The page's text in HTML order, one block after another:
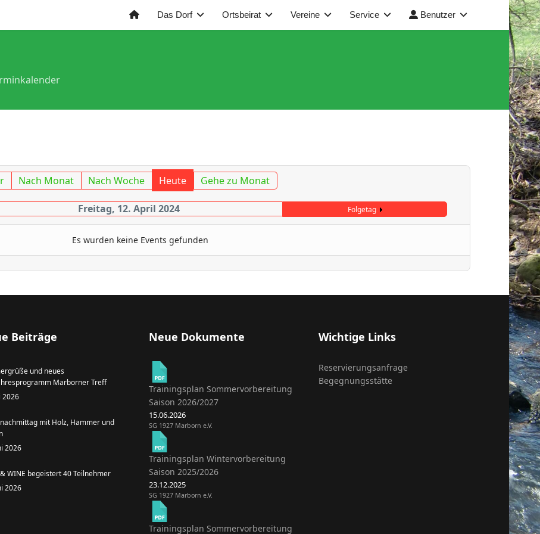
Das Dorf Ortsbeirat Vereine Service Benutzer
Nach Monat Nach Woche Heute Gehe zu Monat
Freitag, 12. April 2024 Folgetag
Es wurden keine Events gefunden
Beiträge
und neues
Marborner Treff
2026
mit Holz, Hammer und
2026
& WINE begeistert 40 Teilnehmer
2026
Neue Dokumente
Trainingsplan Sommervorbereitung
Saison 2026/2027
15.06.2026
SG 1927 Marborn e.V.
Trainingsplan Wintervorbereitung
Saison 2025/2026
23.12.2025
SG 1927 Marborn e.V.
Trainingsplan Sommervorbereitung
Wichtige Links
Reservierungsanfrage
Begegnungsstätte